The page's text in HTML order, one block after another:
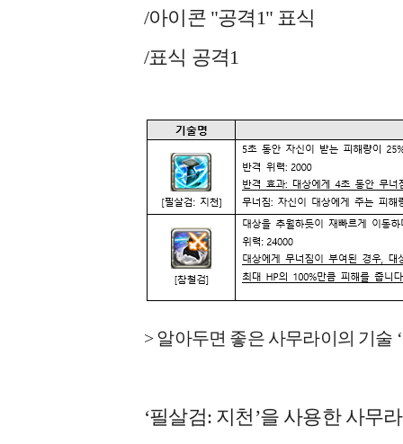
/아이콘 "공격1" 표식
/표식 공격1
> 알아두면 좋은 사무라이의 기술
‘필살검: 지천’을 사용한 사무